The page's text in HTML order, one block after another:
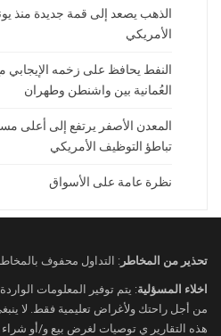
هذا الأسبوع
رغم أن بيانات ظاهرها إيجابي
الولايات المتحدّة زادت
الأسواق تترقب مزيداً من
واليوم، سوف نكون مع
الفيدرالي “والار” والذي
معلومات مستقبلية منه.
الفيدرالي “ويليامز” وكذلك
في ظل ترقّب بيانات التضخّم
أسعار المستهلكين.
وتعتبر قراءة مؤشر أسعار
الذهب يصعد إلى قمة جديدة منذ
الأمريكي
النفط يحافظ على زخمه الإيجابي
العُمانية بين واشنطن وطهران
تباطؤ التوظيف الأمريكي
نظرة عامة على الأسواق
تحذير من المخاطر : التداول محفوف
اخلاء المسؤلية: يتم توفير المعلومات
من أجل راحتك ولأغراض تعليمية فقط. لا
هذه التقارير ي توصيات لغرض بيع و/أو شراء